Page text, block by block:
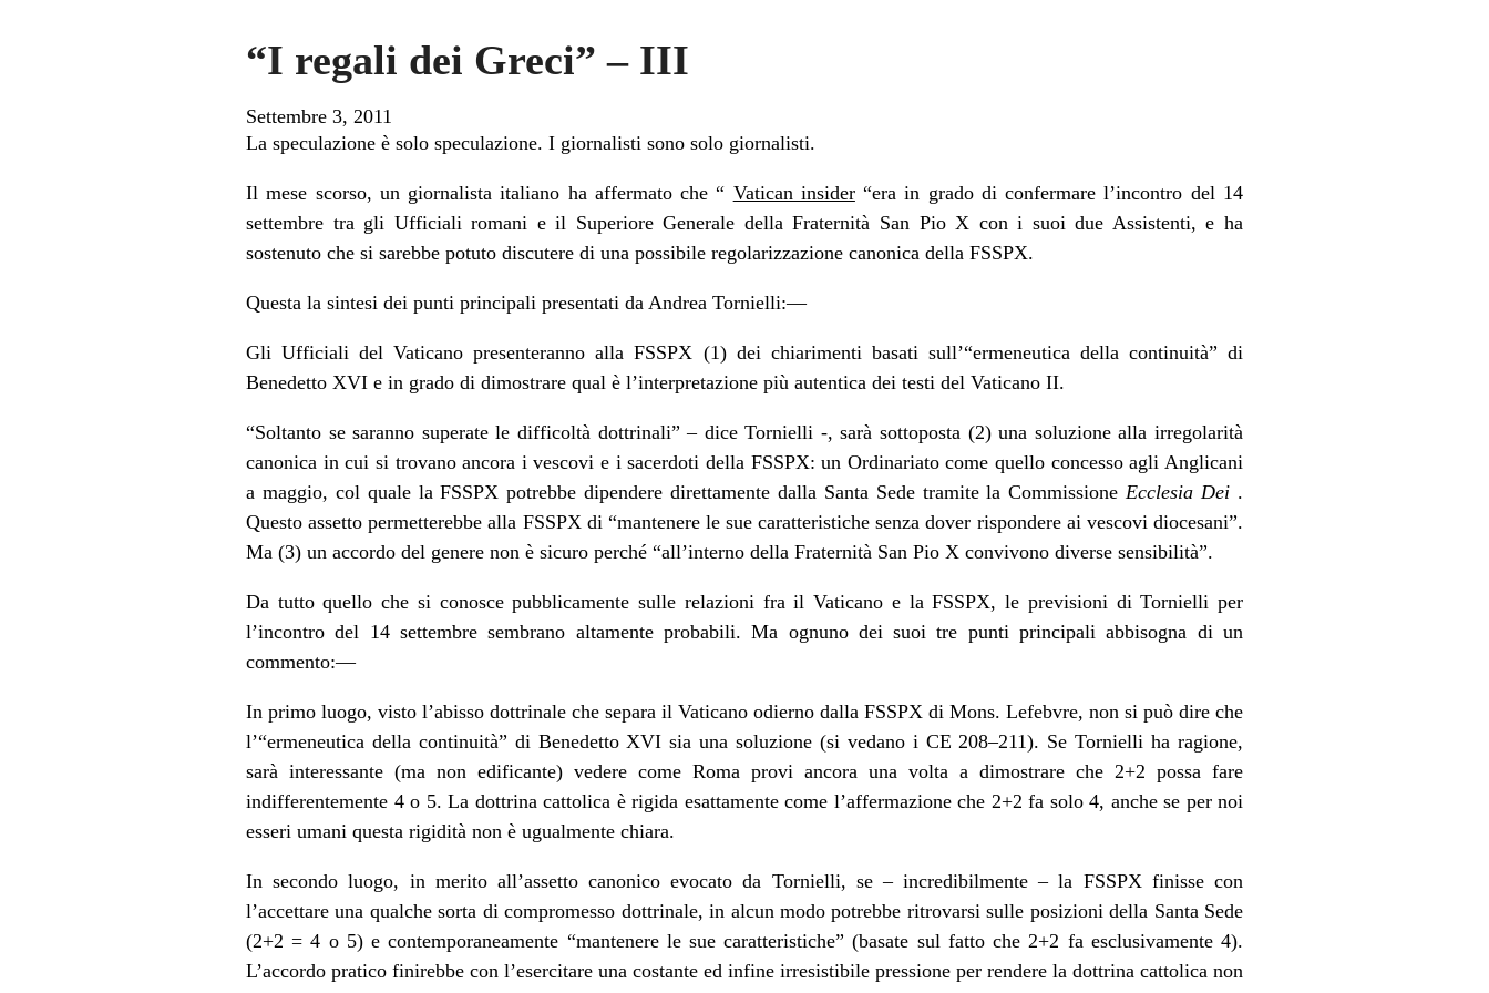
“I regali dei Greci” – III
Settembre 3, 2011
La speculazione è solo speculazione. I giornalisti sono solo giornalisti.
Il mese scorso, un giornalista italiano ha affermato che “ Vatican insider“era in grado di confermare l’incontro del 14
settembre tra gli Ufficiali romani e il Superiore Generale della Fraternità San Pio X con i suoi due Assistenti, e ha
sostenuto che si sarebbe potuto discutere di una possibile regolarizzazione canonica della FSSPX.
Questa la sintesi dei punti principali presentati da Andrea Tornielli:—
Gli Ufficiali del Vaticano presenteranno alla FSSPX (1) dei chiarimenti basati sull’“ermeneutica della continuità” di
Benedetto XVI e in grado di dimostrare qual è l’interpretazione più autentica dei testi del Vaticano II.
“Soltanto se saranno superate le difficoltà dottrinali” – dice Tornielli -, sarà sottoposta (2) una soluzione alla irregolarità
canonica in cui si trovano ancora i vescovi e i sacerdoti della FSSPX: un Ordinariato come quello concesso agli Anglicani
a maggio, col quale la FSSPX potrebbe dipendere direttamente dalla Santa Sede tramite la Commissione Ecclesia Dei .
Questo assetto permetterebbe alla FSSPX di “mantenere le sue caratteristiche senza dover rispondere ai vescovi diocesani”.
Ma (3) un accordo del genere non è sicuro perché “all’interno della Fraternità San Pio X convivono diverse sensibilità”.
Da tutto quello che si conosce pubblicamente sulle relazioni fra il Vaticano e la FSSPX, le previsioni di Tornielli per
l’incontro del 14 settembre sembrano altamente probabili. Ma ognuno dei suoi tre punti principali abbisogna di un
commento:—
In primo luogo, visto l’abisso dottrinale che separa il Vaticano odierno dalla FSSPX di Mons. Lefebvre, non si può dire che
l’“ermeneutica della continuità” di Benedetto XVI sia una soluzione (si vedano i CE 208–211). Se Tornielli ha ragione,
sarà interessante (ma non edificante) vedere come Roma provi ancora una volta a dimostrare che 2+2 possa fare
indifferentemente 4 o 5. La dottrina cattolica è rigida esattamente come l’affermazione che 2+2 fa solo 4, anche se per noi
esseri umani questa rigidità non è ugualmente chiara.
In secondo luogo, in merito all’assetto canonico evocato da Tornielli, se – incredibilmente – la FSSPX finisse con
l’accettare una qualche sorta di compromesso dottrinale, in alcun modo potrebbe ritrovarsi sulle posizioni della Santa Sede
(2+2 = 4 o 5) e contemporaneamente “mantenere le sue caratteristiche” (basate sul fatto che 2+2 fa esclusivamente 4).
L’accordo pratico finirebbe con l’esercitare una costante ed infine irresistibile pressione per rendere la dottrina cattolica non